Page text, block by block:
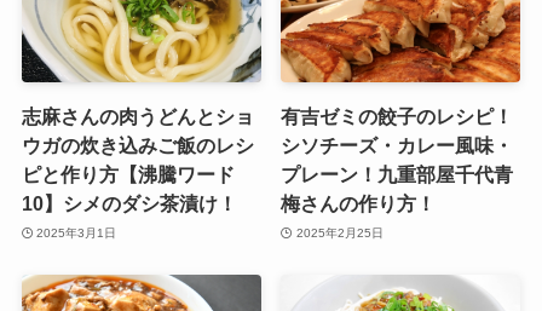
志麻さんの肉うどんとショ
ウガの炊き込みご飯のレシ
ピと作り方【沸騰ワード
10】シメのダシ茶漬け！
2025年3月1日
有吉ゼミの餃子のレシピ！
シソチーズ・カレー風味・
プレーン！九重部屋千代青
梅さんの作り方！
2025年2月25日